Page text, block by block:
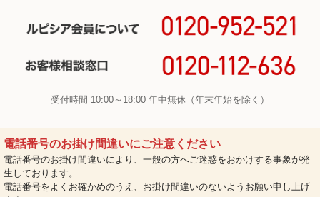
受付時間 10:00～18:00 年中無休（年末年始を除く）
電話番号のお掛け間違いにご注意ください
電話番号のお掛け間違いにより、一般の方へご迷惑をおかけする事象が発
生しております。
電話番号をよくお確かめのうえ、お掛け間違いのないようお願い申し上げ